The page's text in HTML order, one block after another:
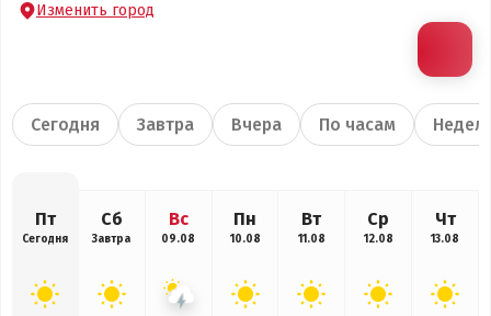
Изменить город
Сегодня Завтра Вчера По часам
Пт
Сегодня
Сб
Завтра
Вс
09.08
Пн
10.08
Вт
11.08
Ср
12.08
Чт
13.08